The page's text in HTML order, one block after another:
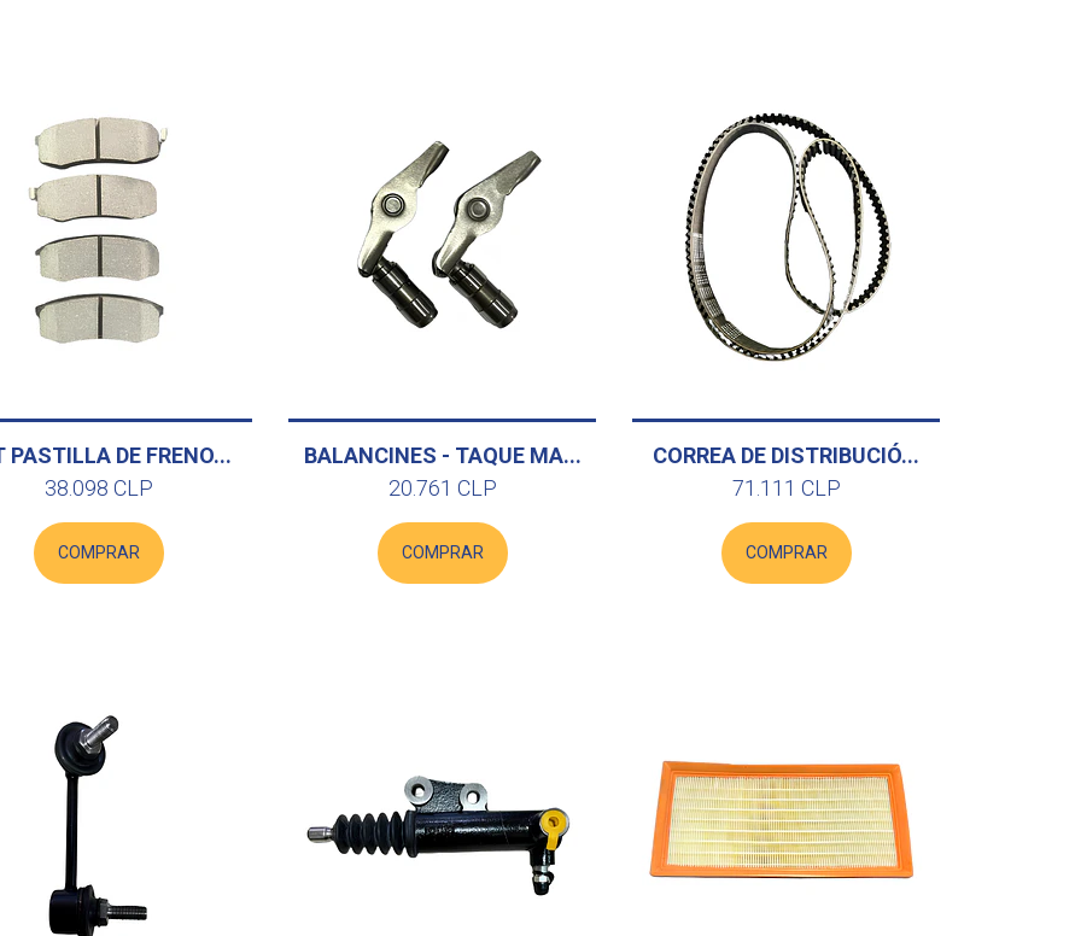
PASTILLA DE FRENO...
38.098 CLP
COMPRAR
BALANCINES - TAQUE MA...
20.761 CLP
COMPRAR
CORREA DE DISTRIBUCIÓ...
71.111 CLP
COMPRAR